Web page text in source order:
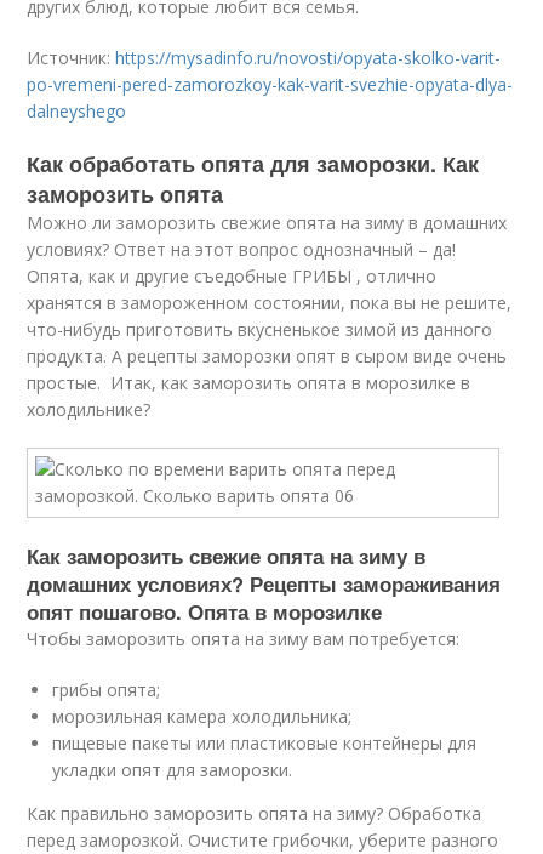
других блюд, которые любит вся семья.
Источник:https://mysadinfo.ru/novosti/opyata-skolko-varit-
po-vremeni-pered-zamorozkoy-kak-varit-svezhie-opyata-dlya-
dalneyshego
Как обработать опята для заморозки. Как
заморозить опята
Можно ли заморозить свежие опята на зиму в домашних
условиях? Ответ на этот вопрос однозначный – да!
Опята, как и другие съедобные ГРИБЫ , отлично
хранятся в замороженном состоянии, пока вы не решите,
что-нибудь приготовить вкусненькое зимой из данного
продукта. А рецепты заморозки опят в сыром виде очень
простые. Итак, как заморозить опята в морозилке в
холодильнике?
Как заморозить свежие опята на зиму в
домашних условиях? Рецепты замораживания
опят пошагово. Опята в морозилке
Чтобы заморозить опята на зиму вам потребуется:
грибы опята;
морозильная камера холодильника;
пищевые пакеты или пластиковые контейнеры для
укладки опят для заморозки.
Как правильно заморозить опята на зиму? Обработка
перед заморозкой. Очистите грибочки, уберите разного